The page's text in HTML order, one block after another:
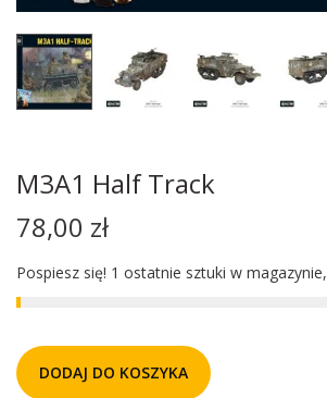
M3A1 Half Track
78,00 zł
Pospiesz się! 1 ostatnie sztuki w magazynie,
DODAJ DO KOSZYKA